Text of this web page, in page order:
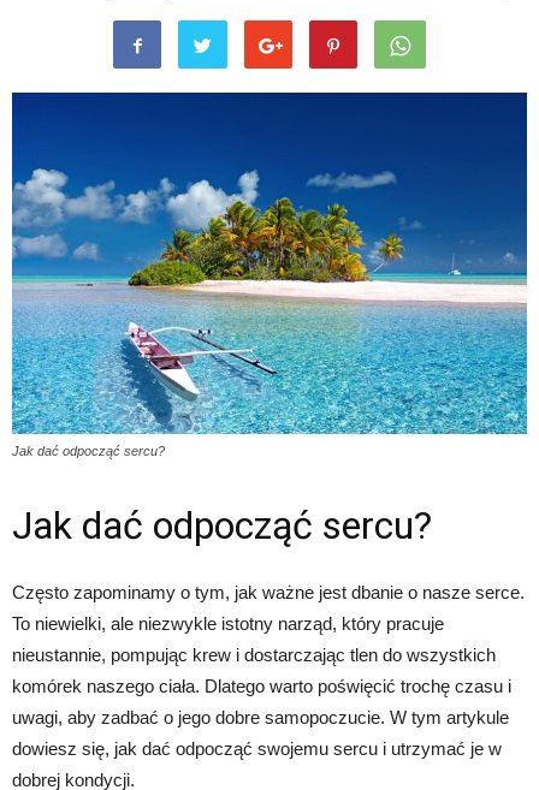
Jak dać odpocząć sercu?
Jak dać odpocząć sercu?
Często zapominamy o tym, jak ważne jest dbanie o nasze serce.
To niewielki, ale niezwykle istotny narząd, który pracuje
nieustannie, pompując krew i dostarczając tlen do wszystkich
komórek naszego ciała. Dlatego warto poświęcić trochę czasu i
uwagi, aby zadbać o jego dobre samopoczucie. W tym artykule
dowiesz się, jak dać odpocząć swojemu sercu i utrzymać je w
dobrej kondycji.